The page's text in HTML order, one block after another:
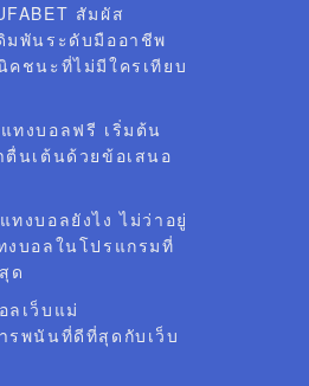
สัมผัส
มพันระดับมืออาชีพ
คชนะที่ไม่มีใครเทียบ
ทงบอลฟรี เริ่มต้น
นเต้นด้วยข้อเสนอ
ทงบอลยังไง ไม่ว่าอยู่
บอลในโปรแกรมที่
ด
ลเว็บแม่
รพนันที่ดีที่สุดกับเว็บ